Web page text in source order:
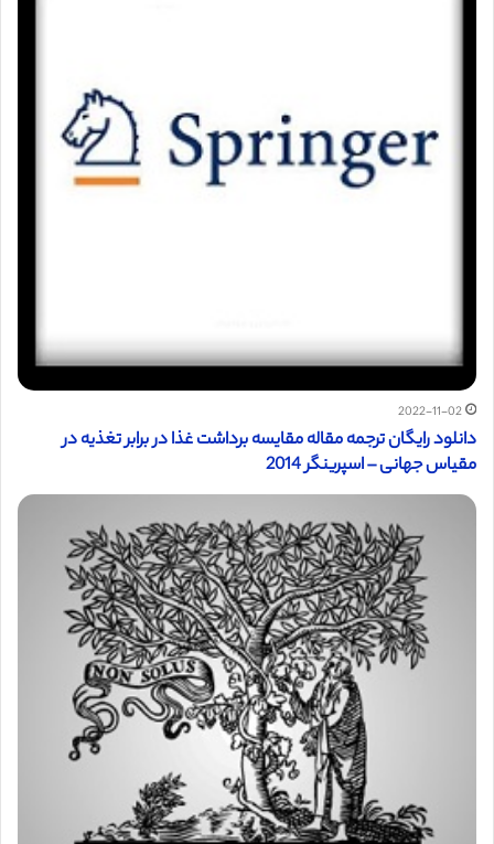
2022-11-02
دانلود رایگان ترجمه مقاله مقایسه برداشت غذا در برابر تغذیه در
مقیاس جهانی – اسپرینگر 2014